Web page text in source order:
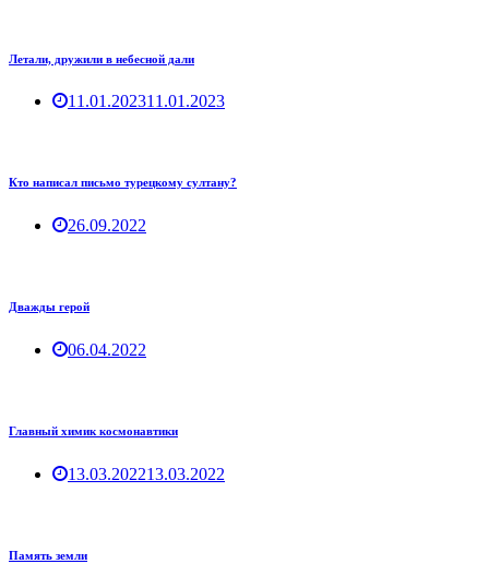
Летали, дружили в небесной дали
11.01.202311.01.2023
Кто написал письмо турецкому султану?
26.09.2022
Дважды герой
06.04.2022
Главный химик космонавтики
13.03.202213.03.2022
Память земли